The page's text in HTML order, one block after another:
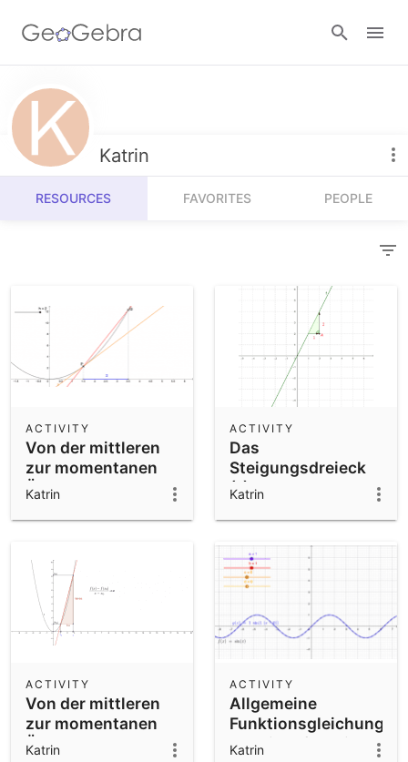
Resources
Number Sense
Algebra
Operations
Community Resources
Get started with our Resources
Calculators
3D Calculator
Notes
App Downloads
Katrin
RESOURCES FAVORITES PEOPLE
Von der mittleren
zur momentanen
Änderungsrate
ACTIVITY
Katrin
Das
Steigungsdreieck
(1)
ACTIVITY
Katrin
Von der mittleren
zur momentanen
Änderungsrate
ACTIVITY
Katrin
Allgemeine
Funktionsgleichung
der Sinusfunktion
ACTIVITY
Katrin